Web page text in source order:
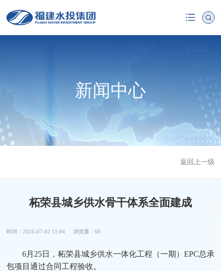
新闻中心
返回上一级
柘荣县城乡供水骨干体系全面建成
时间：2026-07-02 11:04 浏览量：68
6月25日，柘荣县城乡供水一体化工程（一期）EPC总承
包项目通过合同工程验收。